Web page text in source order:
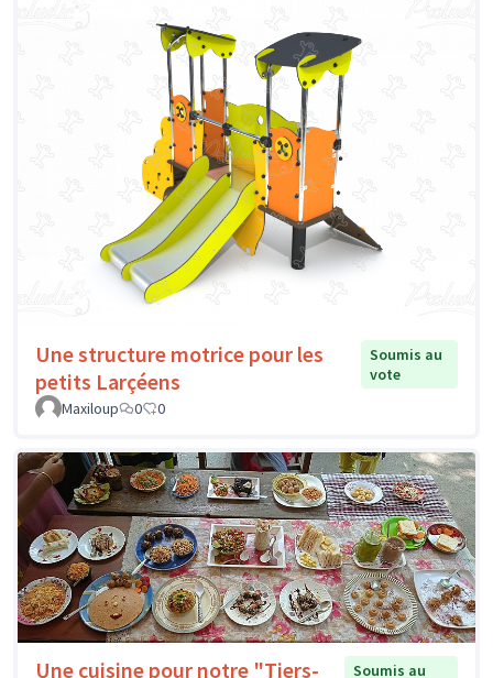
Une structure motrice pour les
petits Larçéens
Soumis au
vote
Maxiloup
0 0
Une cuisine pour notre "Tiers-
Soumis au